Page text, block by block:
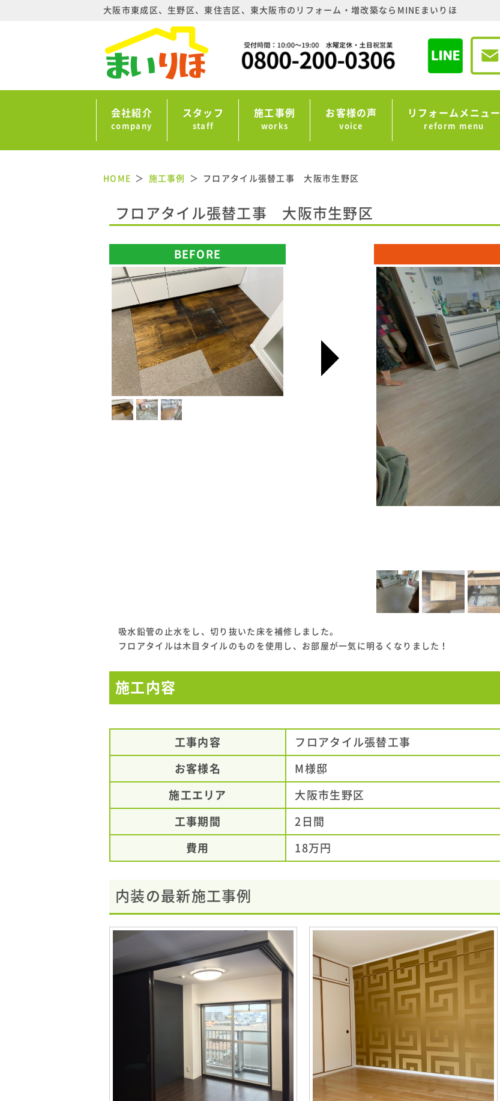
大阪市東成区、生野区、東住吉区、東大阪市のリフォーム・増改築ならMINEまいりほ
会社紹介
company
スタッフ
staff
施工事例
works
お客様の声
voice
リフォームメニュー
reform menu
HOME 施工事例 フロアタイル張替工事 大阪市生野区
フロアタイル張替工事 大阪市生野区
BEFORE
吸水鉛管の止水をし、切り抜いた床を補修しました。
フロアタイルは木目タイルのものを使用し、お部屋が一気に明るくなりました！
施工内容
工事内容 フロアタイル張替工事
お客様名 M様邸
施工エリア 大阪市生野区
工事期間 2日間
費用 18万円
内装の最新施工事例